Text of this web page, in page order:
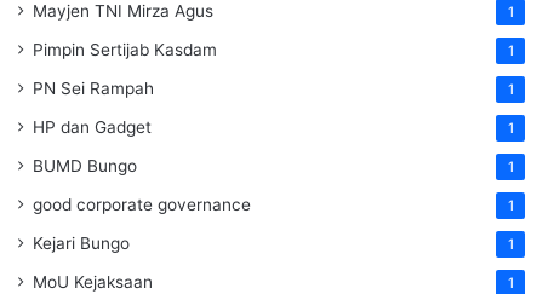
Mayjen TNI Mirza Agus 1
Pimpin Sertijab Kasdam 1
PN Sei Rampah 1
HP dan Gadget 1
BUMD Bungo 1
good corporate governance 1
Kejari Bungo 1
MoU Kejaksaan 1